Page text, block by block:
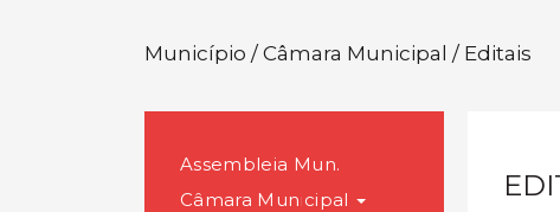
Município / Câmara Municipal / Editais
Assembleia Mun.
Câmara Municipal